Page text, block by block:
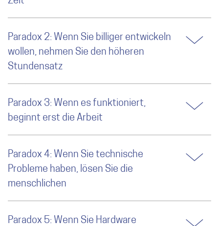
Paradox 2: Wenn Sie billiger entwickeln
wollen, nehmen Sie den höheren
Stundensatz
Paradox 3: Wenn es funktioniert,
beginnt erst die Arbeit
Paradox 4: Wenn Sie technische
Probleme haben, lösen Sie die
menschlichen
Paradox 5: Wenn Sie Hardware